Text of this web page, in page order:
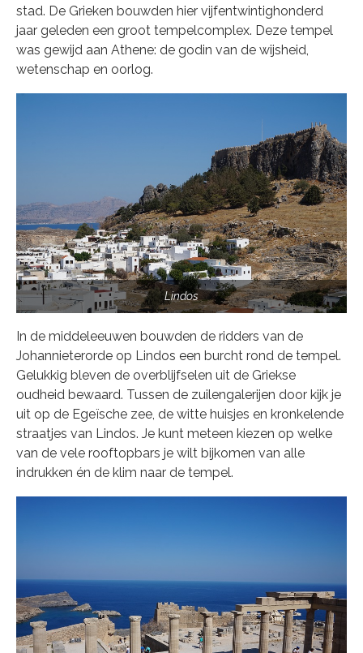
stad. De Grieken bouwden hier vijfentwintighonderd
jaar geleden een groot tempelcomplex. Deze tempel
was gewijd aan Athene: de godin van de wijsheid,
wetenschap en oorlog.
Lindos
In de middeleeuwen bouwden de ridders van de
Johannieterorde op Lindos een burcht rond de tempel.
Gelukkig bleven de overblijfselen uit de Griekse
oudheid bewaard. Tussen de zuilengalerijen door kijk je
uit op de Egeïsche zee, de witte huisjes en kronkelende
straatjes van Lindos. Je kunt meteen kiezen op welke
van de vele rooftopbars je wilt bijkomen van alle
indrukken én de klim naar de tempel.